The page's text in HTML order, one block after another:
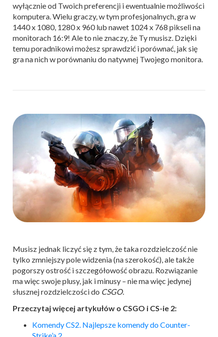
wyłącznie od Twoich preferencji i ewentualnie możliwości
komputera. Wielu graczy, w tym profesjonalnych, gra w
1440 x 1080, 1280 x 960 lub nawet 1024 x 768 pikseli na
monitorach 16:9! Ale to nie znaczy, że Ty musisz. Dzięki
temu poradnikowi możesz sprawdzić i porównać, jak się
gra na nich w porównaniu do natywnej Twojego monitora.
Musisz jednak liczyć się z tym, że taka rozdzielczość nie
tylko zmniejszy pole widzenia (na szerokość), ale także
pogorszy ostrość i szczegółowość obrazu. Rozwiązanie
ma więc swoje plusy, jak i minusy – nie ma więc jedynej
słusznej rozdzielczości do CSGO.
Przeczytaj więcej artykułów o CSGO i CS-ie 2:
Komendy CS2. Najlepsze komendy do Counter-
Strike’a 2